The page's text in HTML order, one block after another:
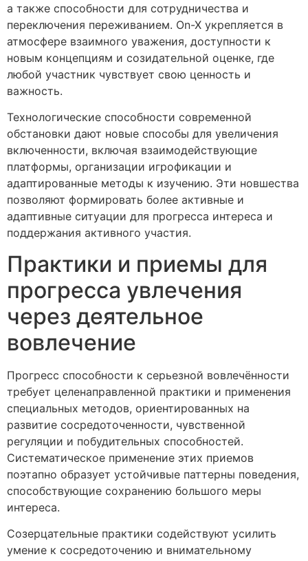
а также способности для сотрудничества и
переключения переживанием. On-X укрепляется в
атмосфере взаимного уважения, доступности к
новым концепциям и созидательной оценке, где
любой участник чувствует свою ценность и
важность.
Технологические способности современной
обстановки дают новые способы для увеличения
включенности, включая взаимодействующие
платформы, организации игрофикации и
адаптированные методы к изучению. Эти новшества
позволяют формировать более активные и
адаптивные ситуации для прогресса интереса и
поддержания активного участия.
Практики и приемы для
прогресса увлечения
через деятельное
вовлечение
Прогресс способности к серьезной вовлечённости
требует целенаправленной практики и применения
специальных методов, ориентированных на
развитие сосредоточенности, чувственной
регуляции и побудительных способностей.
Систематическое применение этих приемов
поэтапно образует устойчивые паттерны поведения,
способствующие сохранению большого меры
интереса.
Созерцательные практики содействуют усилить
умение к сосредоточению и внимательному